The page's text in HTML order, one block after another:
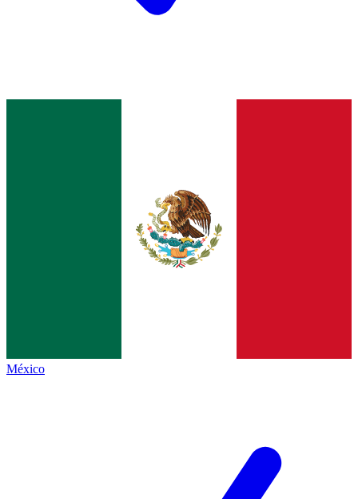
México